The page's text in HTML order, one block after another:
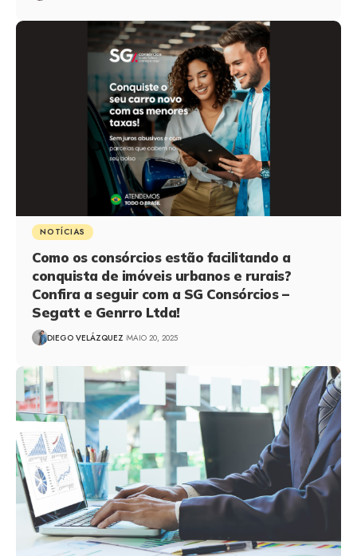
NOTÍCIAS
Como os consórcios estão facilitando a
conquista de imóveis urbanos e rurais?
Confira a seguir com a SG Consórcios –
Segatt e Genrro Ltda!
DIEGO VELÁZQUEZ MAIO 20, 2025